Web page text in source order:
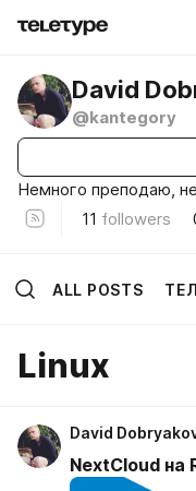
David
@kantegory
Немного преподаю,
11 followers
ALL POSTS
Linux
David
NextCloud на